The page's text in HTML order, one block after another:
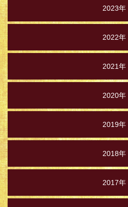
2023年
2022年
2021年
2020年
2019年
2018年
2017年